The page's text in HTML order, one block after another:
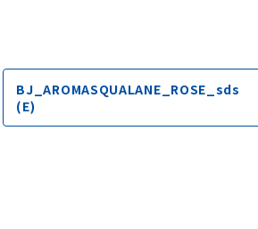
BJ_AROMASQUALANE_ROSE_sds
(E)